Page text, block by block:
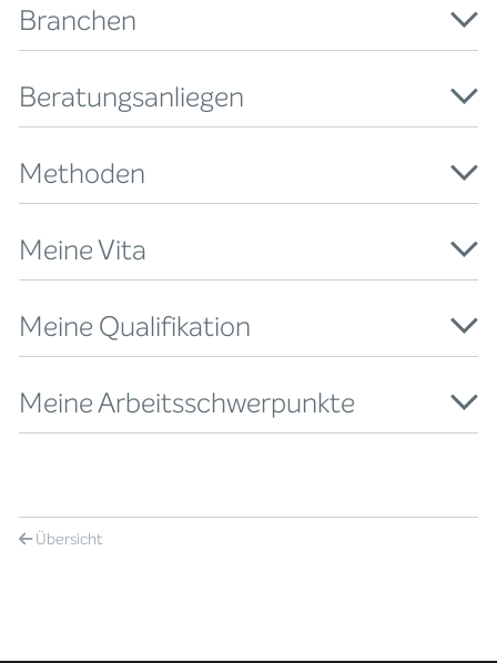
Branchen
Beratungsanliegen
Methoden
Meine Vita
Meine Qualifikation
Meine Arbeitsschwerpunkte
Übersicht